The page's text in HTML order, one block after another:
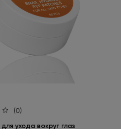
(0)
ухода вокруг глаз